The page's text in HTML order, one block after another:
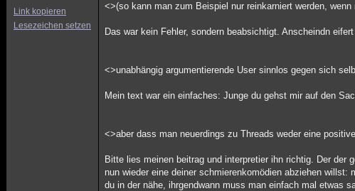
Link kopieren
Lesezeichen setzen
<>(so kann man zum Beispiel nur reinkarniert werden,
Das war kein Fehler, sondern beabsichtigt. Anscheindn
<>unabhängig argumentierende User sinnlos gegen sich
Mein text war ein einfaches: Junge du gehst mir auf den
<>aber dass man neuerdings zu Threads weder eine
Bitte lies meinen beitrag und interpretier ihn richtig. Der
nun wieder eine deiner schmierenkomödien abziehen
du in der nähe, ihrgendwann muss man einfach mal etwas